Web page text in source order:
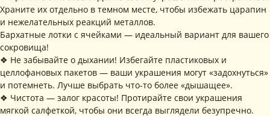
Храните их отдельно в темном месте, чтобы избежать царапин
и нежелательных реакций металлов.
Бархатные лотки с ячейками — идеальный вариант для вашего
сокровища!
❖ Не забывайте о дыхании! Избегайте пластиковых и
целлофановых пакетов — ваши украшения могут «задохнуться»
и потемнеть. Лучше выбрать что-то более «дышащее».
❖ Чистота — залог красоты! Протирайте свои украшения
мягкой салфеткой, чтобы они всегда выглядели безупречно.
Digital-Step
ОГРН 324547600025580
ИП Хайруллина Сюзанна
Эдуардовна
Instagram принадлежит компании Meta,
признанной экстремистской в РФ